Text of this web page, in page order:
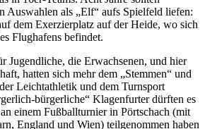
Auswahlen als „Elf“ aufs Spielfeld liefen:
dem Exerzierplatz auf der Heide, wo sich
Flughafens befindet.
Jugendliche, die Erwachsenen, und hier
hatten sich mehr dem „Stemmen“ und
Leichtathletik und dem Turnsport
bürgerliche“ Klagenfurter dürften es
einem Fußballturnier in Pörtschach (mit
England und Wien) teilgenommen haben